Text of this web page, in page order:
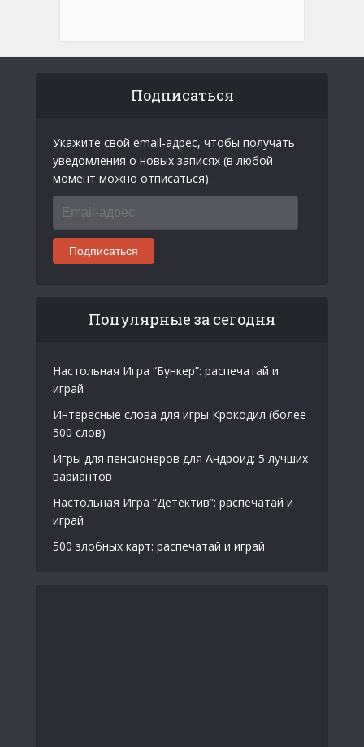
Подписаться
Укажите свой email-адрес, чтобы получать
уведомления о новых записях (в любой
момент можно отписаться).
адрес
Подписаться
Популярные за сегодня
Настольная Игра “Бункер”: распечатай и
играй
Интересные слова для игры Крокодил (более
500 слов)
Игры для пенсионеров для Андроид: 5 лучших
вариантов
Настольная Игра “Детектив”: распечатай и
играй
500 злобных карт: распечатай и играй